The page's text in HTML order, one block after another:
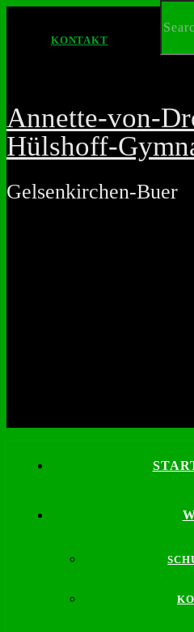
KONTAKT
Annette-von-
Hülshoff-
Gelsenkirchen-Buer